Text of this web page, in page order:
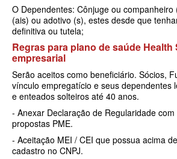
SANTARIS PLANO DE SAÚDE EMPRESARIAL
SANTA HELENA PLANO DE SAÚDE
SÃO CRISTOVÃO PLANO DE SAÚDE
SÃO MIGUEL PLANO DE SAÚDE EMPRESARIAL
SISTEMAS PLANO DE SAÚDE EMPRESARIAL
SOMPO PLANO DE SAÚDE EMPRESARIAL
PLANO DE SAÚDE INDIVIDUAL
BIO SAÚDE PLANO DE SAÚDE INDIVIDUAL
BIOVIDA PLANO DE SAÚDE INDIVIDUAL
BLUE MED PLANO DE SAÚDE INDIVIDUAL
CLASSES PLANO DE SAÚDE INDIVIDUAL
CUIDAR ME PLANO DE SAÚDE INDIVIDUAL
O Dependentes: Cônjuge ou
(ais) ou adotivo (s), estes desde que
definitiva ou tutela;
Regras para plano de saúde Health
empresarial
Serão aceitos como beneficiário. Sócios,
vínculo empregatício e seus dependentes
e enteados solteiros até 40 anos.
- Anexar Declaração de Regularidade
propostas PME.
- Aceitação MEI / CEI que possua acima
cadastro no CNPJ.